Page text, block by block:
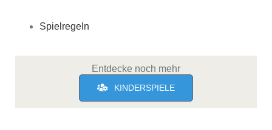
Spielregeln
Entdecke noch mehr
KINDERSPIELE